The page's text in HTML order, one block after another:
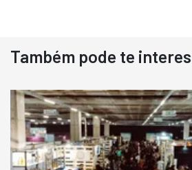
Destaque
Usado
Pá Carregadeira Cat 966
Ano 1987
Londrina
Também pode te